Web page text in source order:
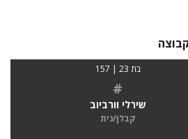
בת 23 | 157
#
שירלי וורביוב
קבלן/נית